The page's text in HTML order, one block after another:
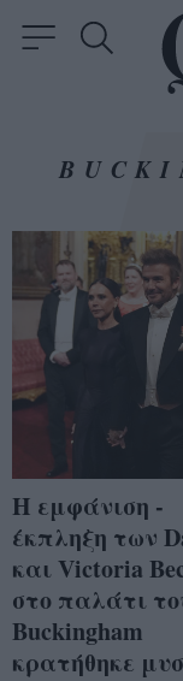
Η εμφάνιση -
έκπληξη των
και Victoria
στο παλάτι
Buckingham
κρατήθηκε